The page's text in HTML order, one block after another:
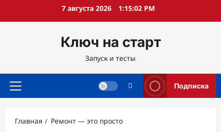
7 августа 2026 1:15:03 PM
Ключ на старт
Запуск и тесты
Основное
Подписка
Главная Ремонт — это просто